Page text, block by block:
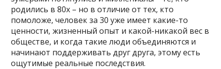
родились в 80х – но в отличие от тех, кто
помоложе, человек за 30 уже имеет какие-то
ценности, жизненный опыт и какой-никакой вес в
обществе, и когда такие люди объединяются и
начинают поддерживать друг друга, этому есть
ощутимые реальные последствия.